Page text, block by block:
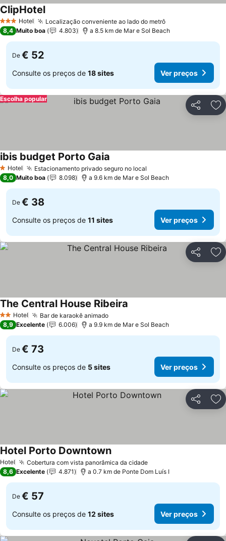
3 EstrelasHotel Localização conveniente ao lado do metrôVer preços
ClipHotelVer preços
8,4 Muito boa 4.803 a 8.5 km de Mar e Sol Beach
De € 52
Consulte os preços de 18 sites Ver preços
Partilhar
Escolha popular
1 Estrelas
Hotel Estacionamento privado seguro no local
ibis budget Porto Gaia
8,0 Muito boa 8.098 a 9.6 km de Mar e Sol Beach
De € 38
Consulte os preços de 11 sites Ver preços
Partilhar
2 Estrelas
Hotel Bar de karaokê animadoVer preços
The Central House Ribeira
8,9 Excelente 6.006 a 9.9 km de Mar e Sol Beach
De € 73
Consulte os preços de 5 sites Ver preços
Partilhar
Hotel Cobertura com vista panorâmica da cidadeVer preços
Hotel Porto DowntownVer preços
8,6 Excelente 4.871 a 0.7 km de Ponte Dom Luís I
De € 57
Consulte os preços de 12 sites Ver preços